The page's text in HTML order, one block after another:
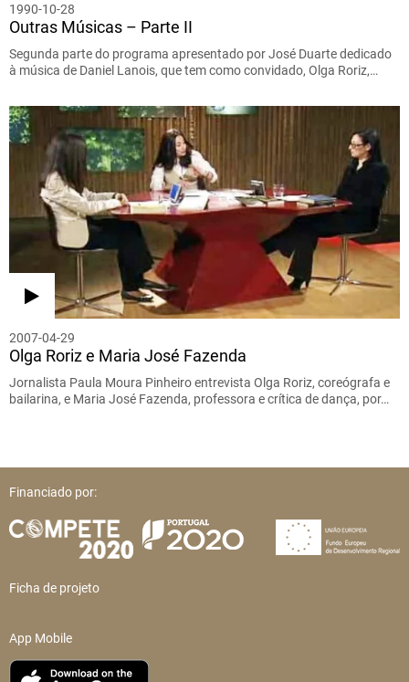
1990-10-28
Outras Músicas – Parte II
Segunda parte do programa apresentado por José Duarte dedicado
à música de Daniel Lanois, que tem como convidado, Olga Roriz,…
2007-04-29
Olga Roriz e Maria José Fazenda
Jornalista Paula Moura Pinheiro entrevista Olga Roriz, coreógrafa e
bailarina, e Maria José Fazenda, professora e crítica de dança, por…
Financiado por:
Ficha de projeto
App Mobile